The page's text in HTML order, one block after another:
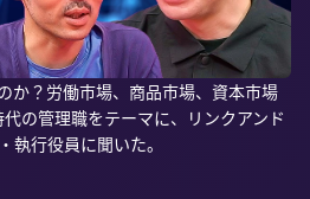
か？労働市場、商品市場、資本市場
の管理職をテーマに、リンクアンド
執行役員に聞いた。